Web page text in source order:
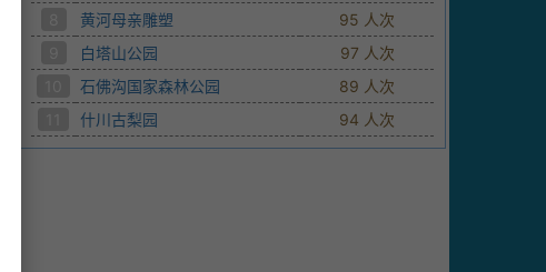
黄河母亲雕塑
95 人次
白塔山公园
97 人次
石佛沟国家森林公园
89 人次
什川古梨园 94 人次